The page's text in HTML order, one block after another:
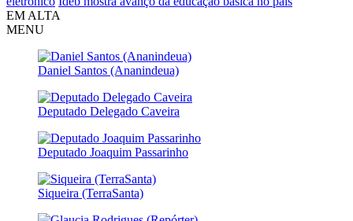
EM ALTA
MENU
Daniel Santos (Ananindeua)
Deputado Delegado Caveira
Deputado Joaquim Passarinho
Siqueira (TerraSanta)